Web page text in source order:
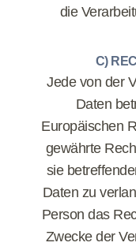
die
C)
Jede von der
Daten
Europäischen
gewährte
sie
Daten zu
Person das
Zwecke der